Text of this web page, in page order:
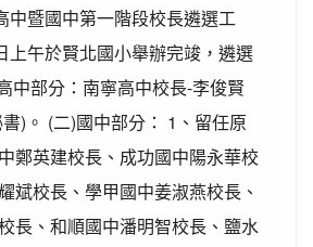
中暨國中第一階段校長遴選工
上午於賢北國小舉辦完竣，遴選
中部分：南寧高中校長-李俊賢
)。 (二)國中部分： 1、留任原
鄭英建校長、成功國中陽永華校
斌校長、學甲國中姜淑燕校長、
長、和順國中潘明智校長、鹽水